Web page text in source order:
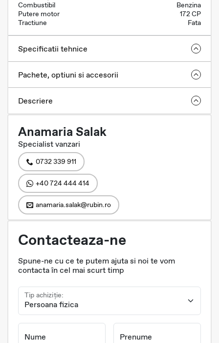
Combustibil
Benzina
Putere motor
172 CP
Tractiune
Fata
Specificatii tehnice
Pachete, optiuni si accesorii
Descriere
Anamaria Salak
Specialist vanzari
0732 339 911
+40 724 444 414
anamaria.salak@rubin.ro
Contacteaza-ne
Spune-ne cu ce te putem ajuta si noi te vom
contacta în cel mai scurt timp
Tip achiziție:
Nume Prenume